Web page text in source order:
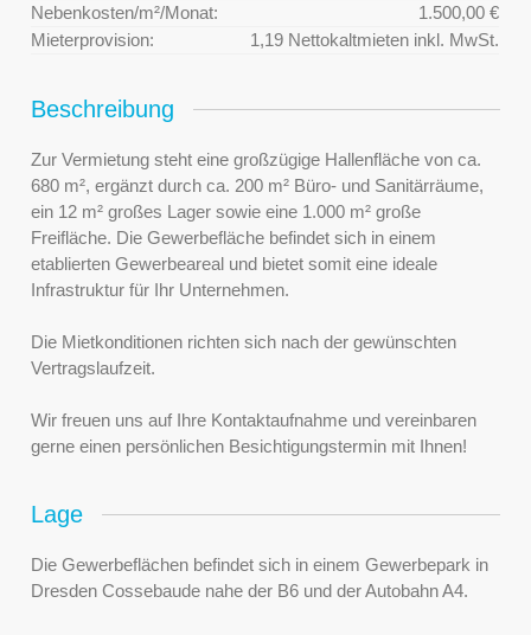
Nebenkosten/m²/Monat:
1.500,00 €
Mieterprovision:
1,19 Nettokaltmieten inkl. MwSt.
Beschreibung
Zur Vermietung steht eine großzügige Hallenfläche von ca.
680 m², ergänzt durch ca. 200 m² Büro- und Sanitärräume,
ein 12 m² großes Lager sowie eine 1.000 m² große
Freifläche. Die Gewerbefläche befindet sich in einem
etablierten Gewerbeareal und bietet somit eine ideale
Infrastruktur für Ihr Unternehmen.
Die Mietkonditionen richten sich nach der gewünschten
Vertragslaufzeit.
Wir freuen uns auf Ihre Kontaktaufnahme und vereinbaren
gerne einen persönlichen Besichtigungstermin mit Ihnen!
Lage
Die Gewerbeflächen befindet sich in einem Gewerbepark in
Dresden Cossebaude nahe der B6 und der Autobahn A4.